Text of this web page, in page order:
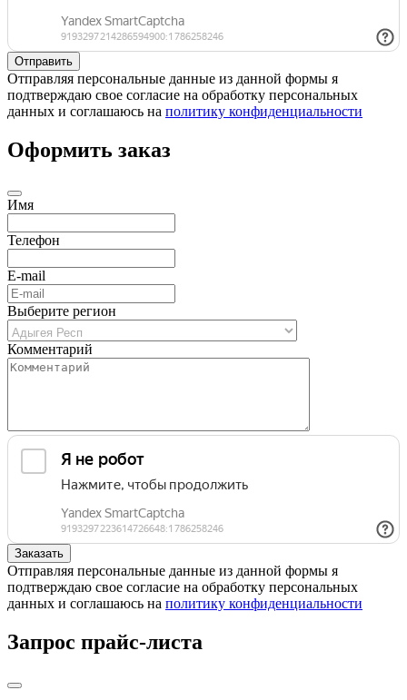
Отправляя персональные данные из данной формы я
подтверждаю свое согласие на обработку персональных
данных и соглашаюсь на политику конфиденциальности
Оформить заказ
Имя
Телефон
E-mail
Выберите регион
Комментарий
Отправляя персональные данные из данной формы я
подтверждаю свое согласие на обработку персональных
данных и соглашаюсь на политику конфиденциальности
Запрос прайс-листа